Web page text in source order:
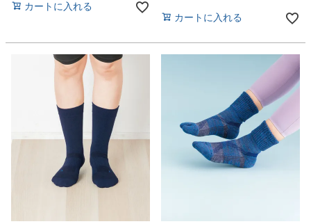
カートに入れる
カートに入れる